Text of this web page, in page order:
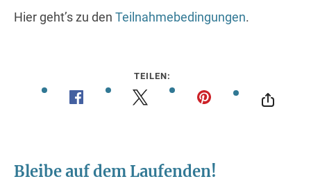
Hier geht’s zu den Teilnahmebedingungen.
TEILEN: